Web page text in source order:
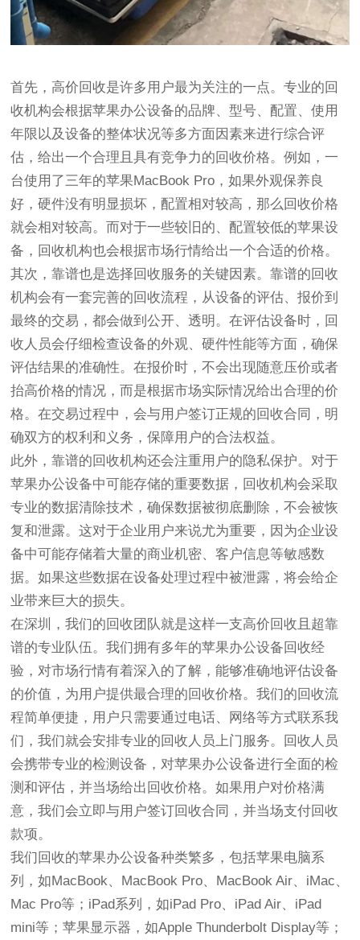
首先，高价回收是许多用户最为关注的一点。专业的回
收机构会根据苹果办公设备的品牌、型号、配置、使用
年限以及设备的整体状况等多方面因素来进行综合评
估，给出一个合理且具有竞争力的回收价格。例如，一
台使用了三年的苹果MacBook Pro，如果外观保养良
好，硬件没有明显损坏，配置相对较高，那么回收价格
就会相对较高。而对于一些较旧的、配置较低的苹果设
备，回收机构也会根据市场行情给出一个合适的价格。
其次，靠谱也是选择回收服务的关键因素。靠谱的回收
机构会有一套完善的回收流程，从设备的评估、报价到
最终的交易，都会做到公开、透明。在评估设备时，回
收人员会仔细检查设备的外观、硬件性能等方面，确保
评估结果的准确性。在报价时，不会出现随意压价或者
抬高价格的情况，而是根据市场实际情况给出合理的价
格。在交易过程中，会与用户签订正规的回收合同，明
确双方的权利和义务，保障用户的合法权益。
此外，靠谱的回收机构还会注重用户的隐私保护。对于
苹果办公设备中可能存储的重要数据，回收机构会采取
专业的数据清除技术，确保数据被彻底删除，不会被恢
复和泄露。这对于企业用户来说尤为重要，因为企业设
备中可能存储着大量的商业机密、客户信息等敏感数
据。如果这些数据在设备处理过程中被泄露，将会给企
业带来巨大的损失。
在深圳，我们的回收团队就是这样一支高价回收且超靠
谱的专业队伍。我们拥有多年的苹果办公设备回收经
验，对市场行情有着深入的了解，能够准确地评估设备
的价值，为用户提供最合理的回收价格。我们的回收流
程简单便捷，用户只需要通过电话、网络等方式联系我
们，我们就会安排专业的回收人员上门服务。回收人员
会携带专业的检测设备，对苹果办公设备进行全面的检
测和评估，并当场给出回收价格。如果用户对价格满
意，我们会立即与用户签订回收合同，并当场支付回收
款项。
我们回收的苹果办公设备种类繁多，包括苹果电脑系
列，如MacBook、MacBook Pro、MacBook Air、iMac、
Mac Pro等；iPad系列，如iPad Pro、iPad Air、iPad
mini等；苹果显示器，如Apple Thunderbolt Display等；